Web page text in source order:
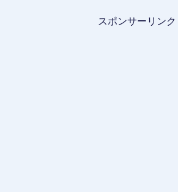
スポンサーリンク